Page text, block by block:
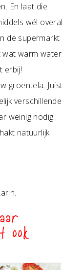
En laat die
wél overal
de supermarkt
wat warm water
erbij!
groentela. Juist
verschillende
weinig nodig.
natuurlijk
ook